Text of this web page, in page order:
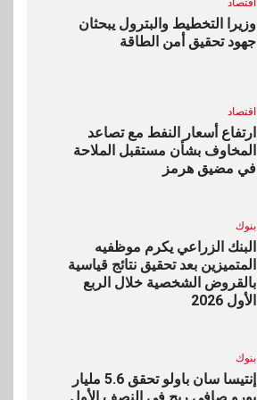
وزيرا التخطيط والبترول يبحثان
جهود تحقيق أمن الطاقة
اقتصاد
ارتفاع أسعار النفط مع تصاعد
المخاوف بشأن مستقبل الملاحة
في مضيق هرمز
بنوك
البنك الزراعي يكرم موظفيه
المتميزين بعد تحقيق نتائج قياسية
بالقروض الشخصية خلال الربع
الأول 2026
بنوك
إنتيسا سان باولو تحقق 5.6 مليار